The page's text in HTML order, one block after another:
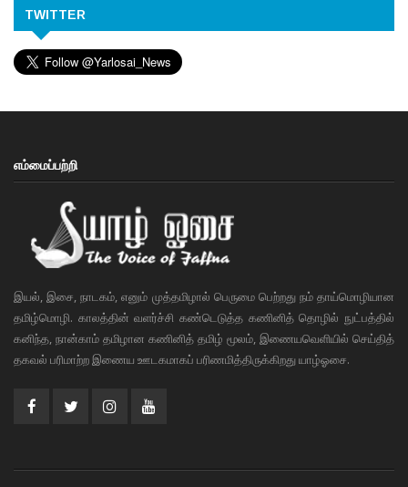
TWITTER
எம்மைப்பற்றி
இயல், இசை, நாடகம், எனும் முத்தமிழால் பெருமை பெற்றது நம் தாய்மொழியான
தமிழ்மொழி. காலத்தின் வளர்ச்சி கண்டெடுத்த கணினித் தொழில் நுட்பத்தில்
கனிந்த, நான்காம் தமிழான கணினித் தமிழ் மூலம், இணையவெளியில் செய்தித்
தகவல் பரிமாற்ற இணைய ஊடகமாகப் பரிணமித்திருக்கிறது யாழ்ஓசை.